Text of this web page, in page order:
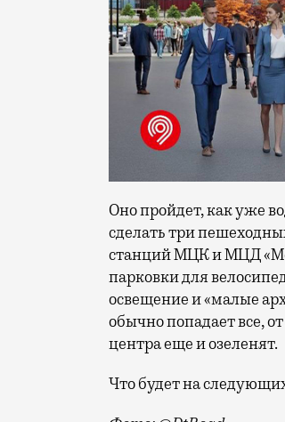
Оно пройдет, как уже
сделать три
станций МЦК и МЦД
парковки для
освещение и «малые
обычно попадает все,
центра еще и озеленят.
Что будет на